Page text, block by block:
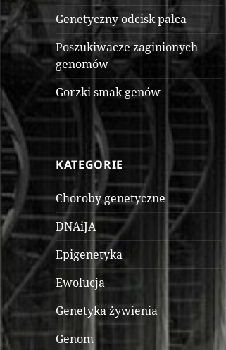
Genetyczny odcisk palca
Poszukiwacze zaginionych
genomów
Gorzki smak genów
KATEGORIE
Choroby genetyczne
DNAiJA
Epigenetyka
Ewolucja
Genetyka żywienia
Genom